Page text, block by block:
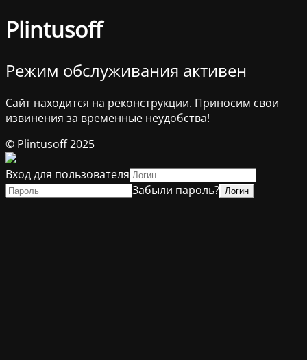
Plintusoff
Режим обслуживания активен
Сайт находится на реконструкции. Приносим свои
извинения за временные неудобства!
© Plintusoff 2025
Вход для пользователя
Забыли пароль?